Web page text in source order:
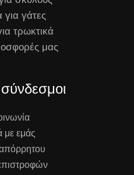
για γάτες
τρωκτικά
μας
με εμάς
απόρρητου